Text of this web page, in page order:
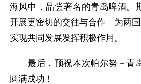
海风中，品尝著名的青岛啤酒。
开展更密切的交往与合作，为两国
实现共同发展发挥积极作用。
最后，预祝本次帕尔努－青
圆满成功！